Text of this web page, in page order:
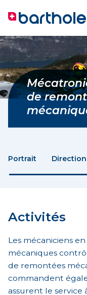
de
Portrait Direction
Activités
Les mécaniciens
mécaniques
de remontées
commandent
assurent le service